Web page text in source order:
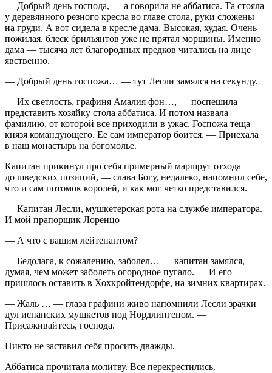
— Добрый день господа, — а говорила не аббатиса. Та стояла
у деревянного резного кресла во главе стола, руки сложены
на груди. А вот сидела в кресле дама. Высокая, худая. Очень
пожилая, блеск брильянтов уже не прятал морщины. Именно
дама — тысяча лет благородных предков читались на лице
явственно.
— Добрый день госпожа… — тут Лесли замялся на секунду.
— Их светлость, графиня Амалия фон…, — поспешила
представить хозяйку стола аббатиса. И потом назвала
фамилию, от которой все приходили в ужас. Госпожа теща
князя командующего. Ее сам император боится. — Приехала
в наш монастырь на богомолье.
Капитан прикинул про себя примерный маршрут отхода
до шведских позиций, — слава Богу, недалеко, напомнил себе,
что и сам потомок королей, и как мог четко представился.
— Капитан Лесли, мушкетерская рота на службе императора.
И мой прапорщик Лоренцо
— А что с вашим лейтенантом?
— Бедолага, к сожалению, заболел… — капитан замялся,
думая, чем может заболеть огородное пугало. — И его
пришлось оставить в Хохкройтендорфе, на зимних квартирах.
— Жаль … — глаза графини живо напомнили Лесли зрачки
дул испанских мушкетов под Нордлингеном. —
Присаживайтесь, господа.
Никто не заставил себя просить дважды.
Аббатиса прочитала молитву. Все перекрестились.